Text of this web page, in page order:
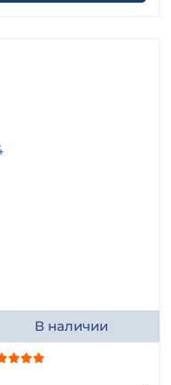
В наличии